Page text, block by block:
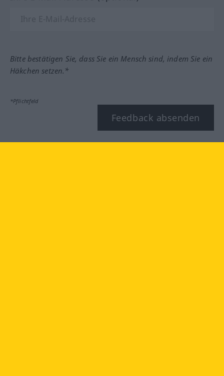
Bitte bestätigen Sie, dass Sie ein Mensch sind, indem Sie ein
Häkchen setzen.*
*Pflichtfeld
Feedback absenden